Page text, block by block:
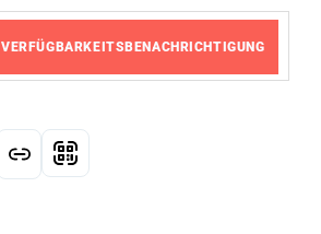
VERFÜGBARKEITSBENACHRICHTIGUNG